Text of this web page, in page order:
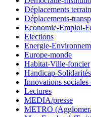
Déplacements terrain
Déplacements-
Economie-Emploi-
Elections
Energie-
Europe-monde
Habitat-Ville-foncier
Handicap-Solidarités
Innovations sociales
Lectures
MEDIA/presse
METRO